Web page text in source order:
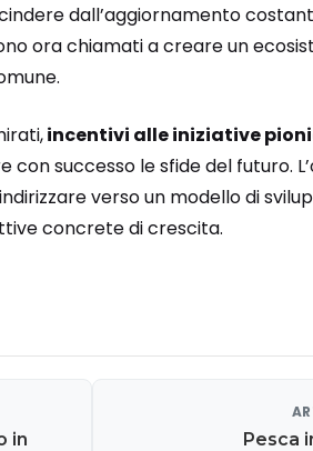
dall’aggiornamento
ora chiamati a creare un
incentivi alle iniziative
successo le sfide del futuro.
verso un modello di
concrete di crescita.
in
Pesca